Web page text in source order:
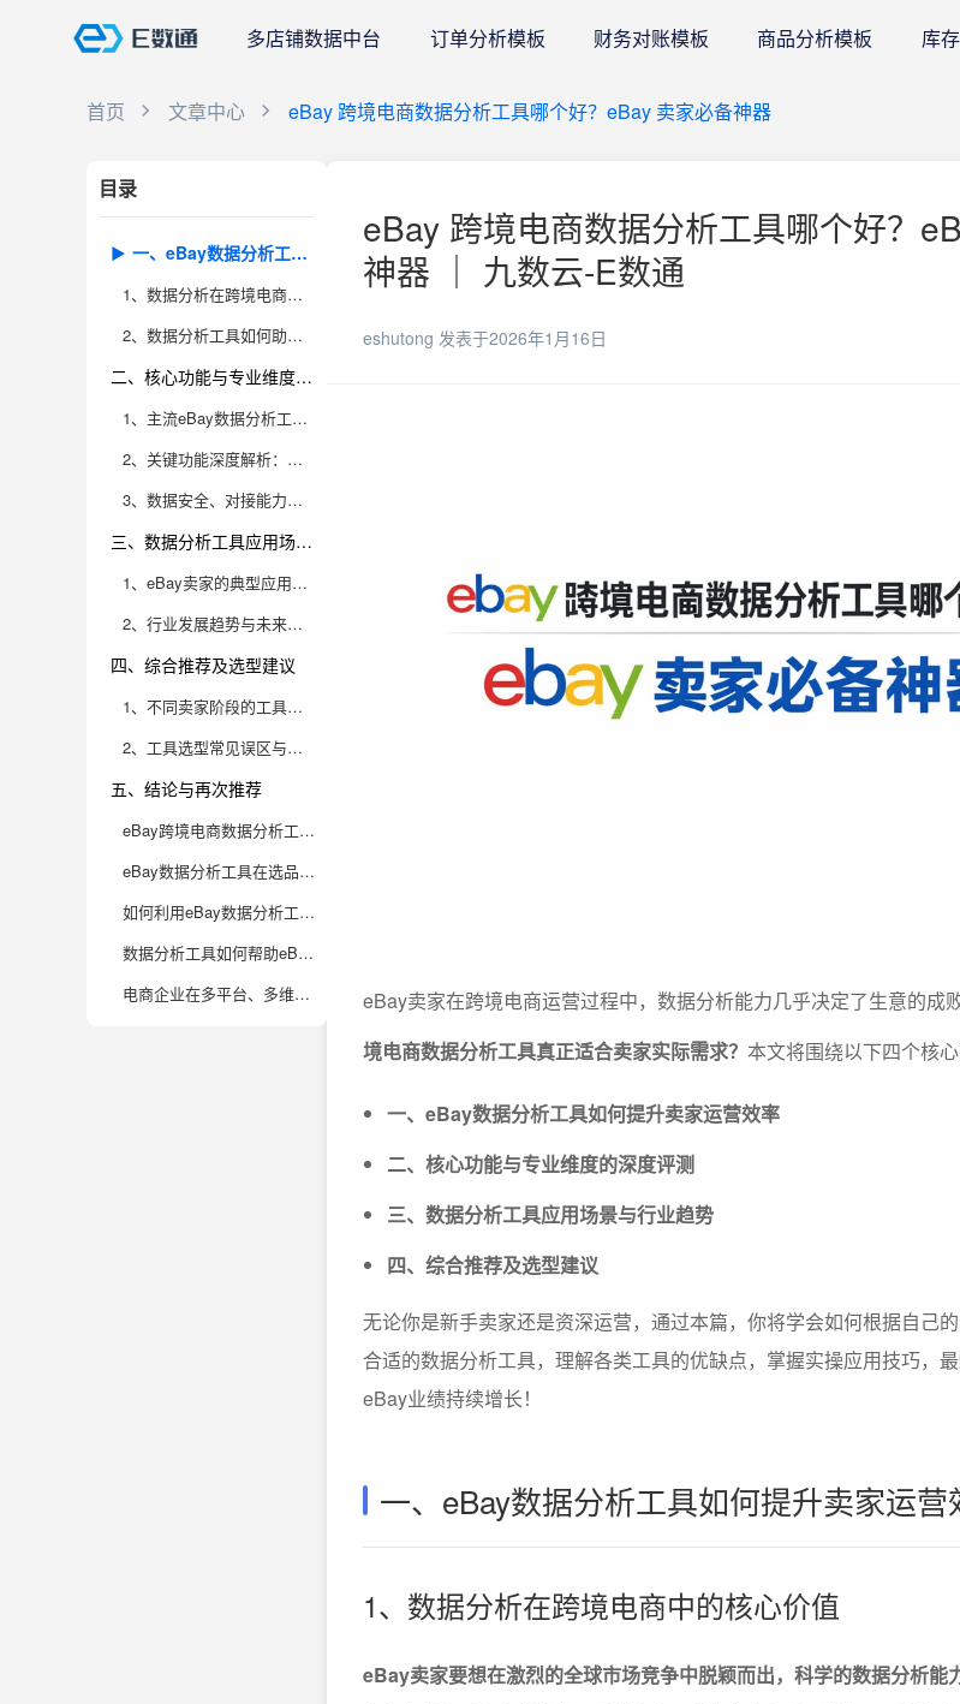
多店铺数据中台 订单分析模板 财务对账模板 商品分析模板 库
首页 文章中心 eBay 跨境电商数据分析工具哪个好？eBay 卖家必备神器
目录
一、eBay数据分析工具如何提升卖家运营效率
1、数据分析在跨境电商中的核心价值
2、数据分析工具如何助力决策升级
二、核心功能与专业维度的深度评测
1、主流eBay数据分析工具盘点与对比
2、关键功能深度解析：订单、财务、库存与报表
3、数据安全、对接能力与扩展性评估
三、数据分析工具应用场景与行业趋势
1、eBay卖家的典型应用场景与数据需求
2、行业发展趋势与未来工具创新方向
四、综合推荐及选型建议
1、不同卖家阶段的工具选型方案
2、工具选型常见误区与避坑指南
五、结论与再次推荐
eBay跨境电商数据分析工具哪个好？eBay卖家必备神器有哪些？
eBay数据分析工具在选品方面能发挥哪些作用？实际应用场景有哪些？
如何利用eBay数据分析工具优化店铺运营和客户管理？
数据分析工具如何帮助eBay卖家了解竞争对手并制定差异化策略？
电商企业在多平台、多维度数据分析上，如何选择合适的BI工具？
eBay 跨境电商数据分析工具哪个好？
神器 ｜ 九数云-E数通
eshutong 发表于2026年1月16日
eBay卖家在跨境电商运营过程中，数据分析能力几乎决定了生意的成
境电商数据分析工具真正适合卖家实际需求？ 本文将围绕以下四个核心
一、eBay数据分析工具如何提升卖家运营效率
二、核心功能与专业维度的深度评测
三、数据分析工具应用场景与行业趋势
四、综合推荐及选型建议
无论你是新手卖家还是资深运营，通过本篇，你将学会如何根据自己
合适的数据分析工具，理解各类工具的优缺点，掌握实操应用技巧，
eBay业绩持续增长！
一、eBay数据分析工具如何提升卖家运营
1、数据分析在跨境电商中的核心价值
eBay卖家要想在激烈的全球市场竞争中脱颖而出，科学的数据分析能